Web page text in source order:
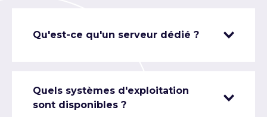
Qu'est-ce qu'un serveur dédié ?
Quels systèmes d'exploitation
sont disponibles ?